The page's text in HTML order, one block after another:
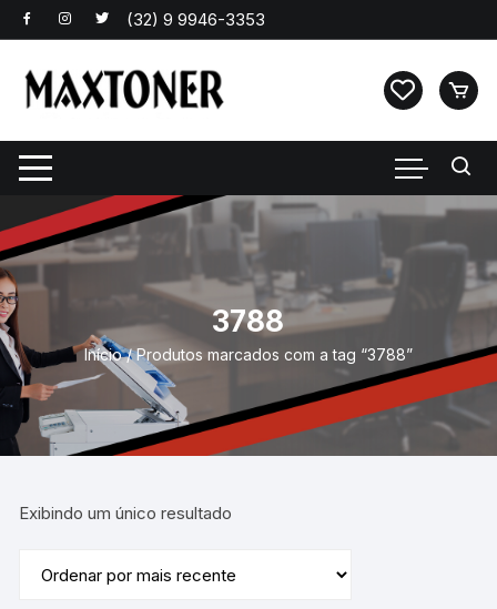
Pular
para
conteúdo
3788
Início/ Produtos marcados com a tag “3788”
Exibindo um único resultado